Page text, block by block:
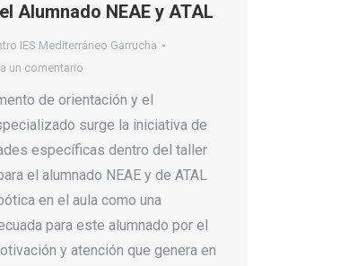
Alumnado NEAE y ATAL
IES Mediterráneo Garrucha
un comentario
de orientación y el
surge la iniciativa de
específicas dentro del taller
el alumnado NEAE y de ATAL
en el aula como una
para este alumnado por el
y atención que genera en